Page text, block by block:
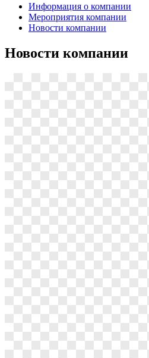
Информация о компании
Мероприятия компании
Новости компании
Новости компании